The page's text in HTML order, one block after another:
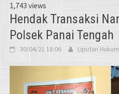
1,743 views
Hendak Transaksi
Polsek Panai Tengah
30/04/21 18:06 Liputan Hukum